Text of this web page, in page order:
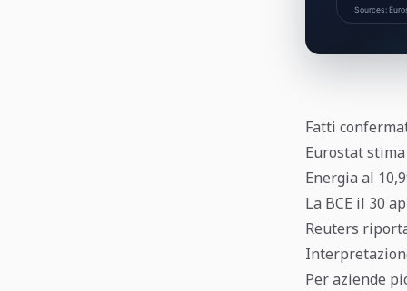
Fatti
Eurostat
Energia al
La BCE il 30
Reuters
Per aziende